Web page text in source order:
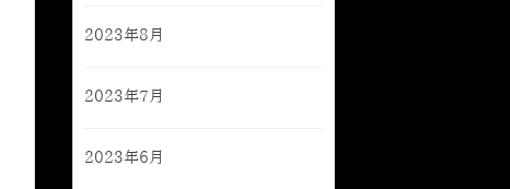
2023年8月
2023年7月
2023年6月